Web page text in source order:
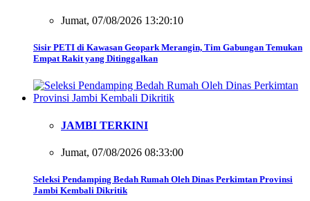
Jumat, 07/08/2026 13:20:10
Sisir PETI di Kawasan Geopark Merangin, Tim Gabungan Temukan
Empat Rakit yang Ditinggalkan
JAMBI TERKINI
Jumat, 07/08/2026 08:33:00
Seleksi Pendamping Bedah Rumah Oleh Dinas Perkimtan Provinsi
Jambi Kembali Dikritik